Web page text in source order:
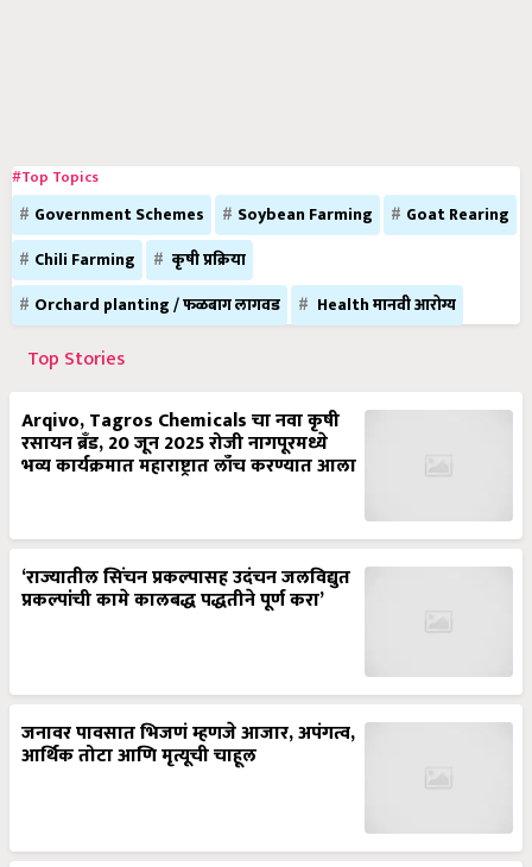
#Top Topics
Government Schemes Soybean Farming
Goat Rearing
Chili Farming
कृषी प्रक्रिया
Orchard planting / फळबाग लागवड
Health मानवी आरोग्य
Top Stories
Arqivo, Tagros Chemicals चा नवा कृषी
रसायन ब्रँड, 20 जून 2025 रोजी नागपूरमध्ये
भव्य कार्यक्रमात महाराष्ट्रात लाँच करण्यात आला
‘राज्यातील सिंचन प्रकल्पासह उदंचन जलविद्युत
प्रकल्पांची कामे कालबद्ध पद्धतीने पूर्ण करा’
जनावर पावसात भिजणं म्हणजे आजार, अपंगत्व,
आर्थिक तोटा आणि मृत्यूची चाहूल